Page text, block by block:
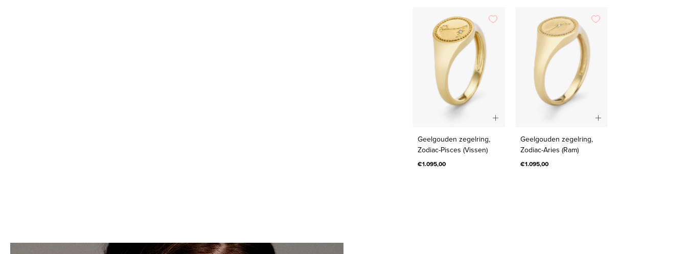
zegelring,
Geelgouden zegelring,
Zodiac-Pisces (Vissen)
€1.095,00
zegelring,
Geelgouden zegelring,
Zodiac-Aries (Ram)
€1.095,00